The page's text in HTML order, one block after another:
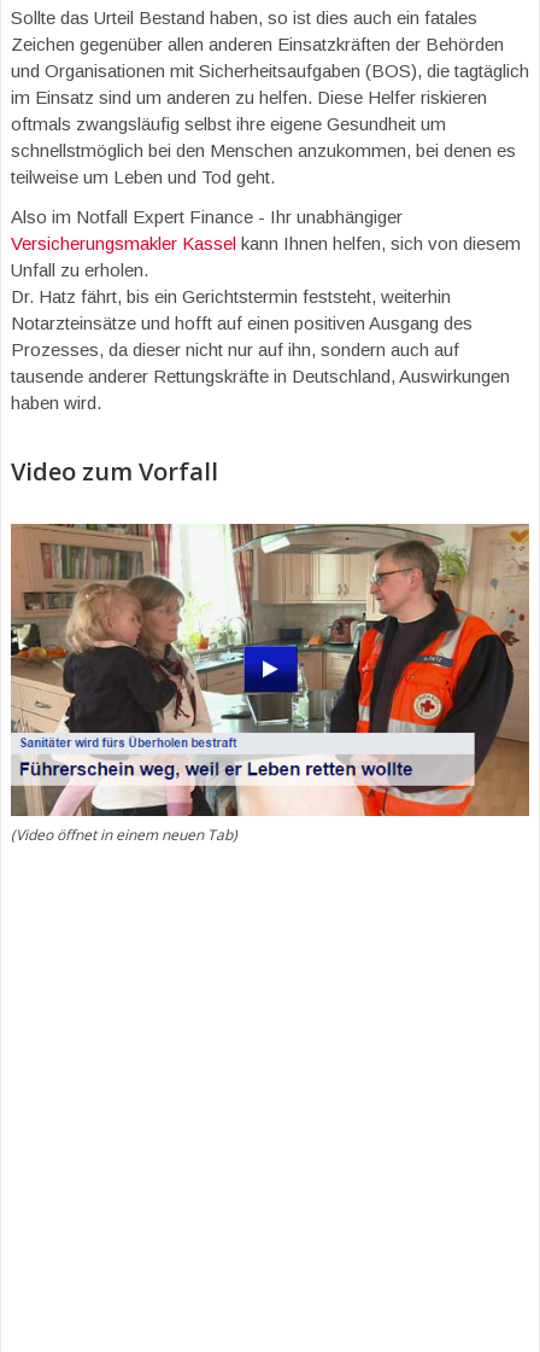
Sollte das Urteil Bestand haben, so ist dies auch ein fatales
Zeichen gegenüber allen anderen Einsatzkräften der Behörden
und Organisationen mit Sicherheitsaufgaben (BOS), die tagtäglich
im Einsatz sind um anderen zu helfen. Diese Helfer riskieren
oftmals zwangsläufig selbst ihre eigene Gesundheit um
schnellstmöglich bei den Menschen anzukommen, bei denen es
teilweise um Leben und Tod geht.
Also im Notfall Expert Finance - Ihr unabhängiger
Versicherungsmakler Kassel kann Ihnen helfen, sich von diesem
Unfall zu erholen.
Dr. Hatz fährt, bis ein Gerichtstermin feststeht, weiterhin
Notarzteinsätze und hofft auf einen positiven Ausgang des
Prozesses, da dieser nicht nur auf ihn, sondern auch auf
tausende anderer Rettungskräfte in Deutschland, Auswirkungen
haben wird.
Video zum Vorfall
(Video öffnet in einem neuen Tab)